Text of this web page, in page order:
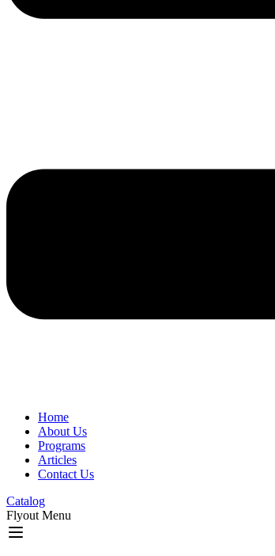
Home
About Us
Programs
Articles
Contact Us
Catalog
Flyout Menu